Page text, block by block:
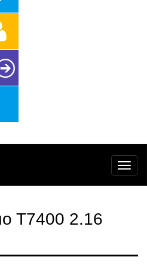
T7400 2.16